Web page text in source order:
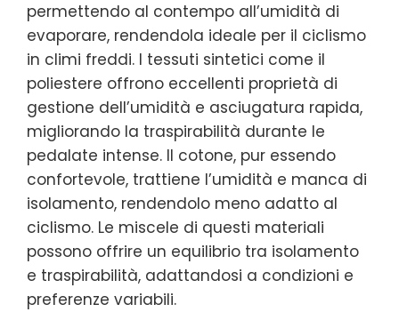
permettendo al contempo all’umidità di
evaporare, rendendola ideale per il ciclismo
in climi freddi. I tessuti sintetici come il
poliestere offrono eccellenti proprietà di
gestione dell’umidità e asciugatura rapida,
migliorando la traspirabilità durante le
pedalate intense. Il cotone, pur essendo
confortevole, trattiene l’umidità e manca di
isolamento, rendendolo meno adatto al
ciclismo. Le miscele di questi materiali
possono offrire un equilibrio tra isolamento
e traspirabilità, adattandosi a condizioni e
preferenze variabili.